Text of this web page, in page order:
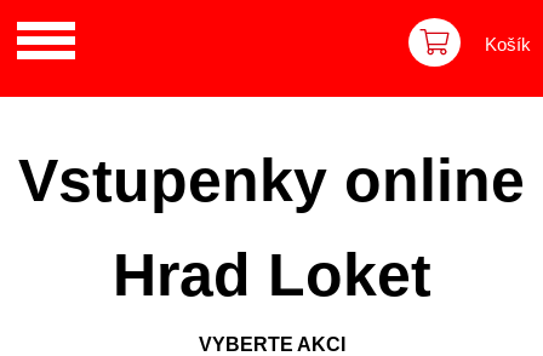
Košík
Vstupenky online
Hrad Loket
VYBERTE AKCI